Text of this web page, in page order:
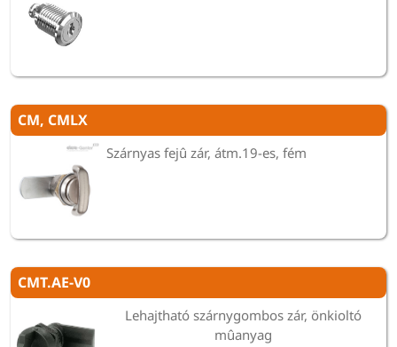
CM, CMLX
Szárnyas fejû zár, átm.19-es, fém
CMT.AE-V0
Lehajtható szárnygombos zár, önkioltó
mûanyag